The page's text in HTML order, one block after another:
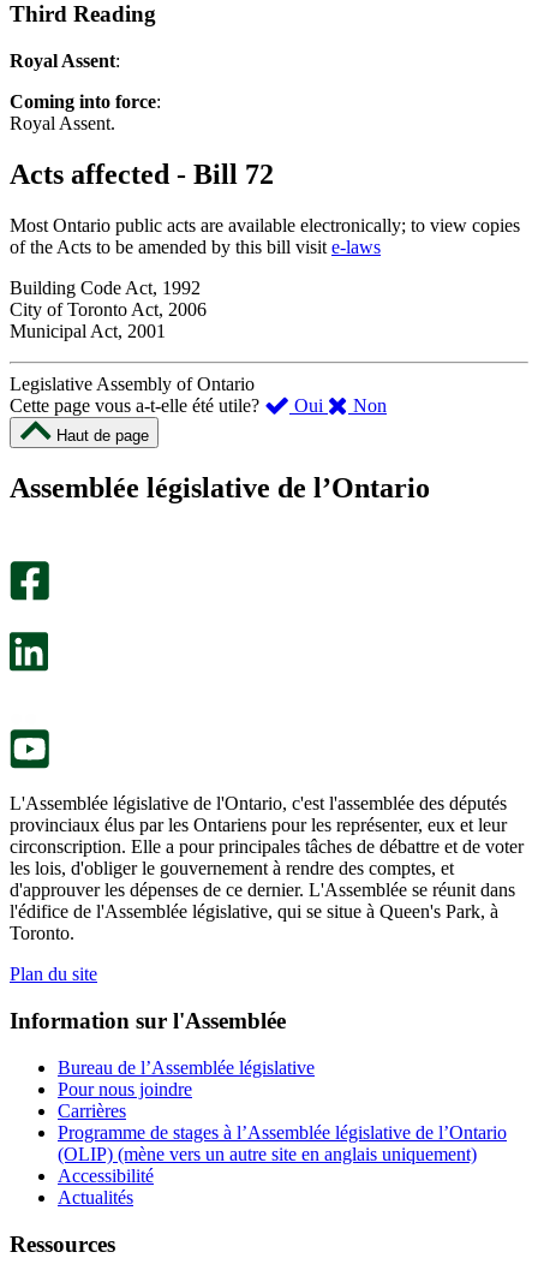
Third Reading
Royal Assent:
Coming into force:
Royal Assent.
Acts affected - Bill 72
Most Ontario public acts are available electronically; to view copies
of the Acts to be amended by this bill visit e-laws
Building Code Act, 1992
City of Toronto Act, 2006
Municipal Act, 2001
Legislative Assembly of Ontario
Cette page vous a-t-elle été utile?
Oui ,
été
Non
m’a
Haut de page
Assemblée législative de l’Ontario
L'Assemblée législative de l'Ontario, c'est l'assemblée des députés
provinciaux élus par les Ontariens pour les représenter, eux et leur
circonscription. Elle a pour principales tâches de débattre et de voter
les lois, d'obliger le gouvernement à rendre des comptes, et
d'approuver les dépenses de ce dernier. L'Assemblée se réunit dans
l'édifice de l'Assemblée législative, qui se situe à Queen's Park, à
Toronto.
Plan du site
Information sur l'Assemblée
Bureau de l’Assemblée législative
Pour nous joindre
Carrières
Programme de stages à l’Assemblée législative de l’Ontario
(OLIP) (mène vers un autre site en anglais uniquement)
Accessibilité
Actualités
Ressources